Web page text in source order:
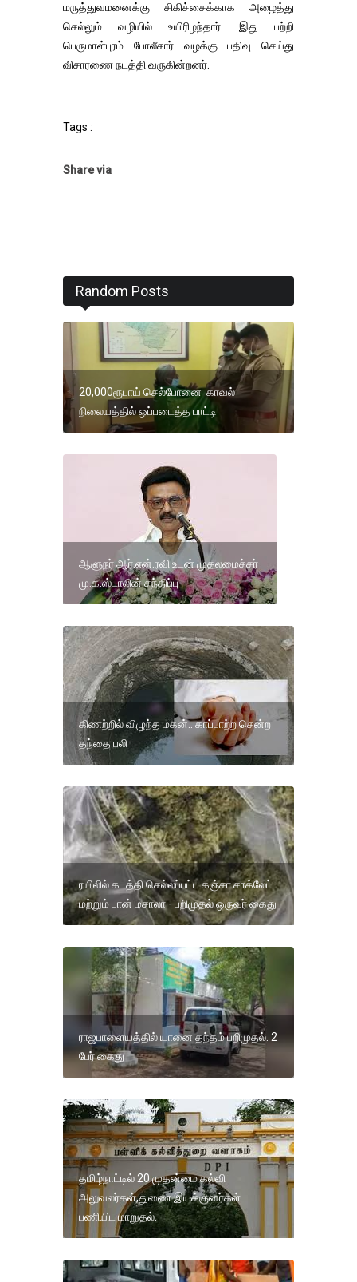
மருத்துவமனைக்கு சிகிச்சைக்காக அழைத்து
செல்லும் வழியில் உயிரிழந்தார். இது பற்றி
பெருமாள்புரம் போலீசார் வழக்கு பதிவு செய்து
விசாரணை நடத்தி வருகின்றனர்.
Tags :
Share via
Random Posts
20,000ரூபாய் செல்போனை காவல்
நிலையத்தில் ஒப்படைத்த பாட்டி
ஆளுநர் ஆர்.என்.ரவி உடன் முதலமைச்சர்
மு.க.ஸ்டாலின் சந்திப்பு
கிணற்றில் விழுந்த மகன்.. காப்பாற்ற சென்ற
தந்தை பலி
ரயிலில் கடத்தி செல்லப்பட்ட கஞ்சா சாக்லேட்
மற்றும் பான் மசாலா - பறிமுதல் ஒருவர் கைது
ராஜபாளையத்தில் யானை தந்தம் பறிமுதல். 2
பேர் கைது
தமிழ்நாட்டில் 20 முதன்மை கல்வி
அலுவலர்கள்,துணை இயக்குனர்கள்
பணியிட மாறுதல்.